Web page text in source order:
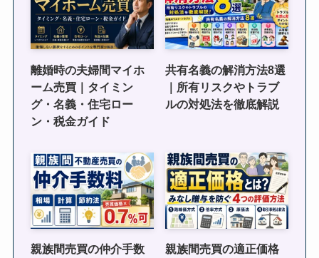
離婚時の夫婦間マイホ
ーム売買｜タイミン
グ・名義・住宅ロー
ン・税金ガイド
共有名義の解消方法8選
｜所有リスクやトラブ
ルの対処法を徹底解説
親族間売買の仲介手数
親族間売買の適正価格